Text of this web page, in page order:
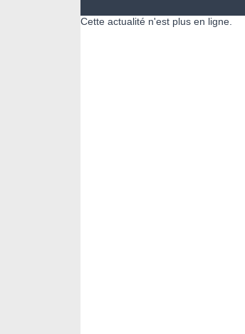
Cette actualité n'est plus en ligne.